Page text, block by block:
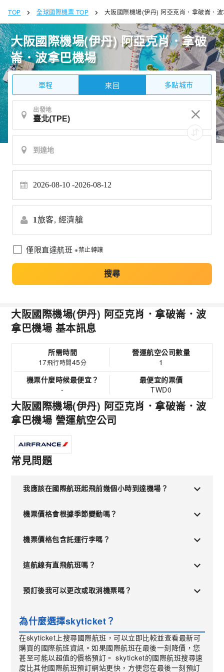
TOP 全球國際機票 TOP 大阪國際機場(伊丹) 阿亞克肖．拿破崙．
大阪國際機場(伊丹) 阿亞克肖．拿破
崙．波拿巴機場
單程 來回 多點城市
出發地
2026-08-10 2026-08-12
1旅客, 經濟艙
僅限直達航班 ※禁止轉讓
搜尋
大阪國際機場(伊丹) 阿亞克肖．拿破崙．波
拿巴機場 基本訊息
所需時間
17飛行時間45分
營運航空公司數量
1
機票什麼時候最便宜？
-
最便宜的票價
TWD0
大阪國際機場(伊丹) 阿亞克肖．拿破崙．波
拿巴機場 營運航空公司
常見問題
我應該在國際航班起飛前幾個小時到達機場？
機票價格會根據季節變動嗎？
機票價格包含託運行李嗎？
這航線有直飛航班嗎？
預訂後我可以更改或取消機票嗎？
為什麼選擇skyticket？
在skyticket上搜尋國際航班，可以立即比較並查看最新可
購買的國際航班資訊。如果國際航班在最後一刻降價，您
甚至可能以超值的價格預訂。 skyticket的國際航班搜尋速
度比其他國際航班預訂網站更快，方便您在最後一刻預訂